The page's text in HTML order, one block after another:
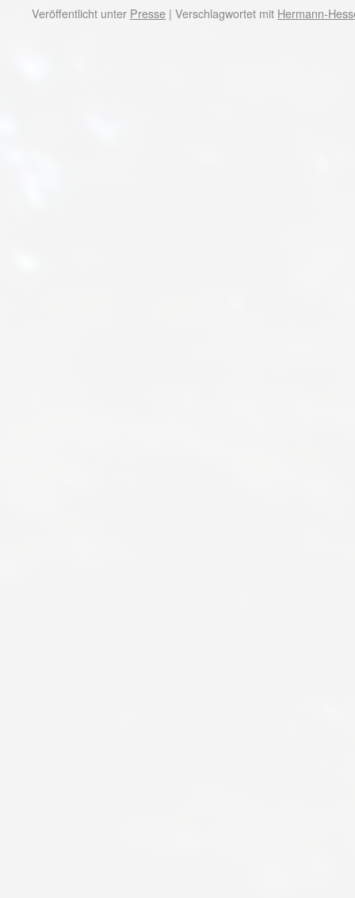
Veröffentlicht unter Presse | Verschlagwortet mit Hermann-